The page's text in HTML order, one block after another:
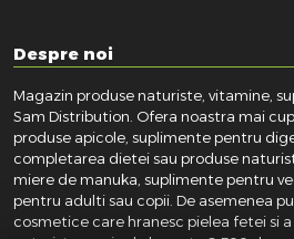
Despre noi
Magazin produse naturiste, vitamine,
Sam Distribution. Ofera noastra mai
produse apicole, suplimente pentru
completarea dietei sau produse
miere de manuka, suplimente pentru
pentru adulti sau copii. De asemenea
cosmetice care hranesc pielea fetei si